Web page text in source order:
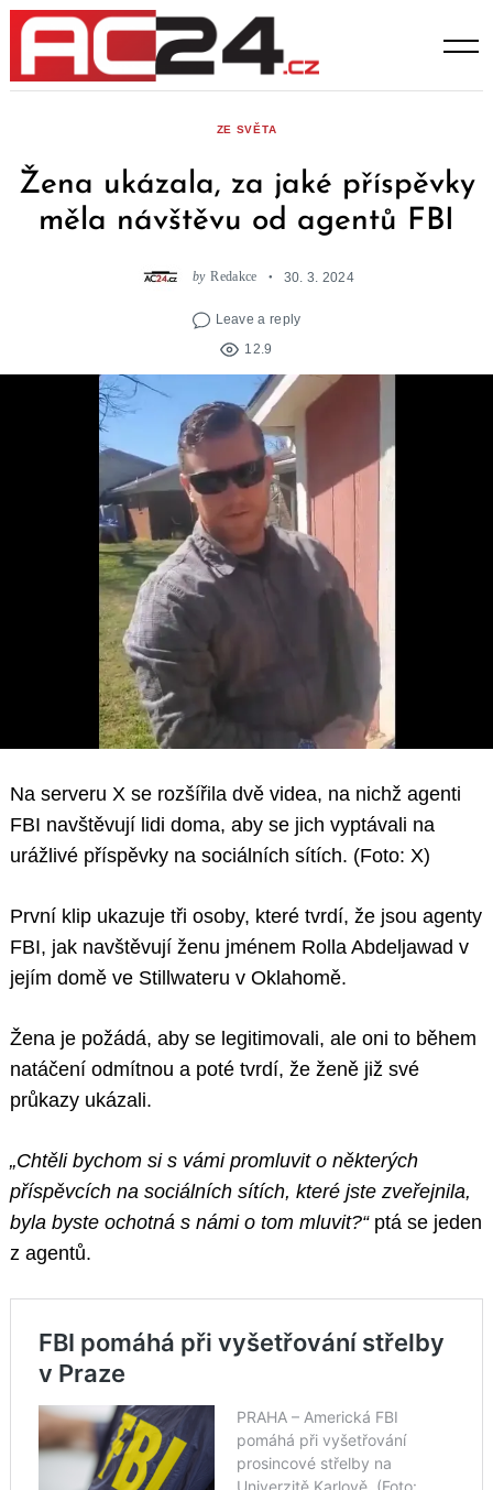
Skip
content
ZE SVĚTA
Žena ukázala, za jaké příspěvky
měla návštěvu od agentů FBI
by Redakce 30. 3. 2024
Leave a reply
12.9
Na serveru X se rozšířila dvě videa, na nichž agenti
FBI navštěvují lidi doma, aby se jich vyptávali na
urážlivé příspěvky na sociálních sítích. (Foto: X)
První klip ukazuje tři osoby, které tvrdí, že jsou agenty
FBI, jak navštěvují ženu jménem Rolla Abdeljawad v
jejím domě ve Stillwateru v Oklahomě.
Žena je požádá, aby se legitimovali, ale oni to během
natáčení odmítnou a poté tvrdí, že ženě již své
průkazy ukázali.
„Chtěli bychom si s vámi promluvit o některých
příspěvcích na sociálních sítích, které jste zveřejnila,
byla byste ochotná s námi o tom mluvit?“ ptá se jeden
z agentů.